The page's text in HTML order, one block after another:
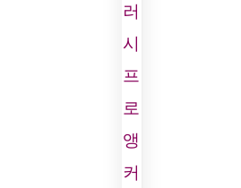
러
시
프
로
앵
커